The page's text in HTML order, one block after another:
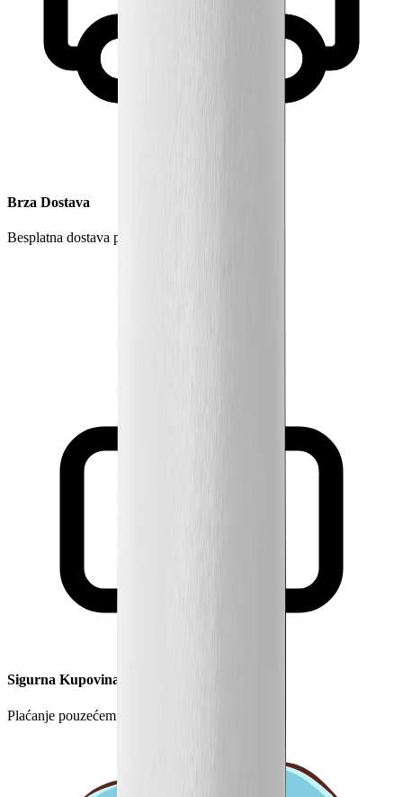
Brza Dostava
Besplatna dostava preko 5000 RSD
Sigurna Kupovina
Plaćanje pouzećem